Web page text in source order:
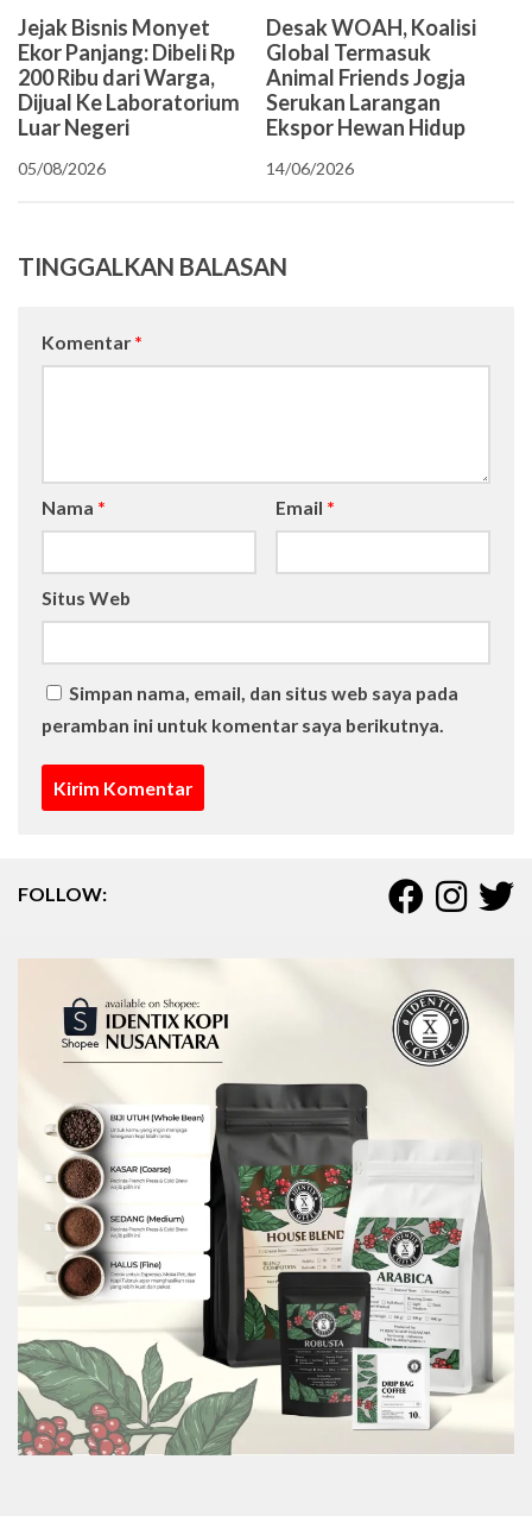
Jejak Bisnis Monyet
Ekor Panjang: Dibeli Rp
200 Ribu dari Warga,
Dijual Ke Laboratorium
Luar Negeri
05/08/2026
Desak WOAH, Koalisi
Global Termasuk
Animal Friends Jogja
Serukan Larangan
Ekspor Hewan Hidup
14/06/2026
TINGGALKAN BALASAN
Komentar *
Nama * Email *
Situs Web
Simpan nama, email, dan situs web saya pada
peramban ini untuk komentar saya berikutnya.
FOLLOW: